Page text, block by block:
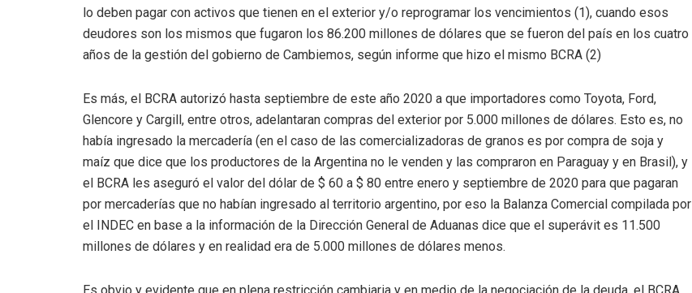
lo deben pagar con activos que tienen en el exterior y/o reprogramar los vencimientos (1), cuando esos
deudores son los mismos que fugaron los 86.200 millones de dólares que se fueron del país en los cuatro
años de la gestión del gobierno de Cambiemos, según informe que hizo el mismo BCRA (2)
Es más, el BCRA autorizó hasta septiembre de este año 2020 a que importadores como Toyota, Ford,
Glencore y Cargill, entre otros, adelantaran compras del exterior por 5.000 millones de dólares. Esto es, no
había ingresado la mercadería (en el caso de las comercializadoras de granos es por compra de soja y
maíz que dice que los productores de la Argentina no le venden y las compraron en Paraguay y en Brasil), y
el BCRA les aseguró el valor del dólar de $ 60 a $ 80 entre enero y septiembre de 2020 para que pagaran
por mercaderías que no habían ingresado al territorio argentino, por eso la Balanza Comercial compilada por
el INDEC en base a la información de la Dirección General de Aduanas dice que el superávit es 11.500
millones de dólares y en realidad era de 5.000 millones de dólares menos.
Es obvio y evidente que en plena restricción cambiaria y en medio de la negociación de la deuda, el BCRA